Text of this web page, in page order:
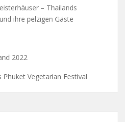
– Thailands
ihre pelzigen Gäste
2022
Phuket Vegetarian Festival